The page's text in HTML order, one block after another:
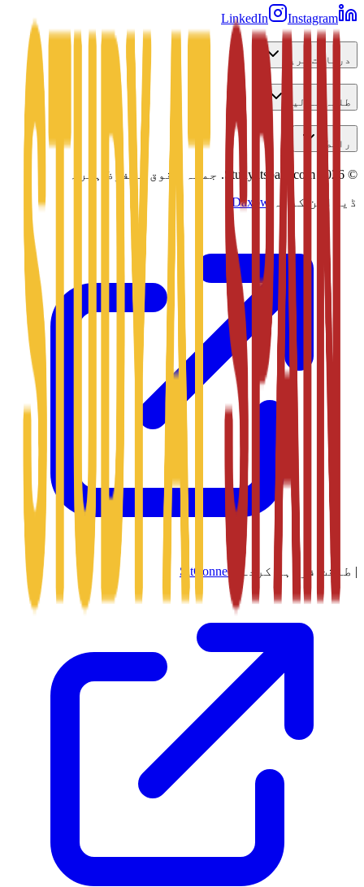
LinkedIn Instagram
دریافت کریں
طلبہ کے لیے
رابطہ
©
2026
جملہ حقوق محفوظ ہیں۔
ڈیزائن کردہ
Daxow
| طاقت فراہم کردہ SitConnect